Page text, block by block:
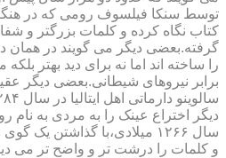
توسط سنکا فیلسوف رومی که در
کتاب نگاه کرده و کلمات بزرگتر و
گرفته.بعضی دیگر می گویند در همان
را ساخته اند اما نه برای دید بهتر
برابر نیروهای شیطانی.بعضی دیگر
دیگر اختراع عینک را به مردی به نام
سال ۱۲۶۶ میلادی،با
و کلمات را درشت تر و واضح تر می